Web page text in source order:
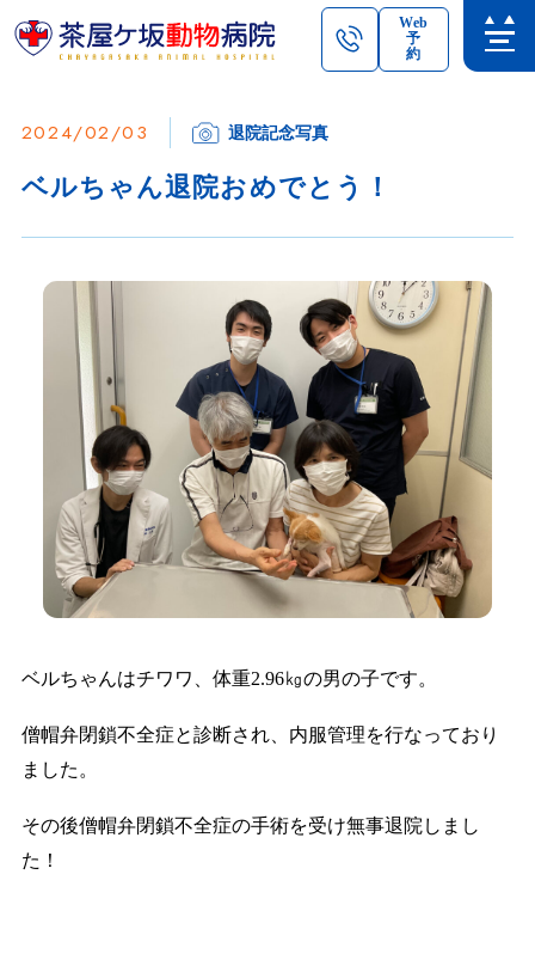
Web
予
約
2024/02/03 退院記念写真
ベルちゃん退院おめでとう！
ベルちゃんはチワワ、体重2.96㎏の男の子です。
僧帽弁閉鎖不全症と診断され、内服管理を行なっており
ました。
その後僧帽弁閉鎖不全症の手術を受け無事退院しまし
た！